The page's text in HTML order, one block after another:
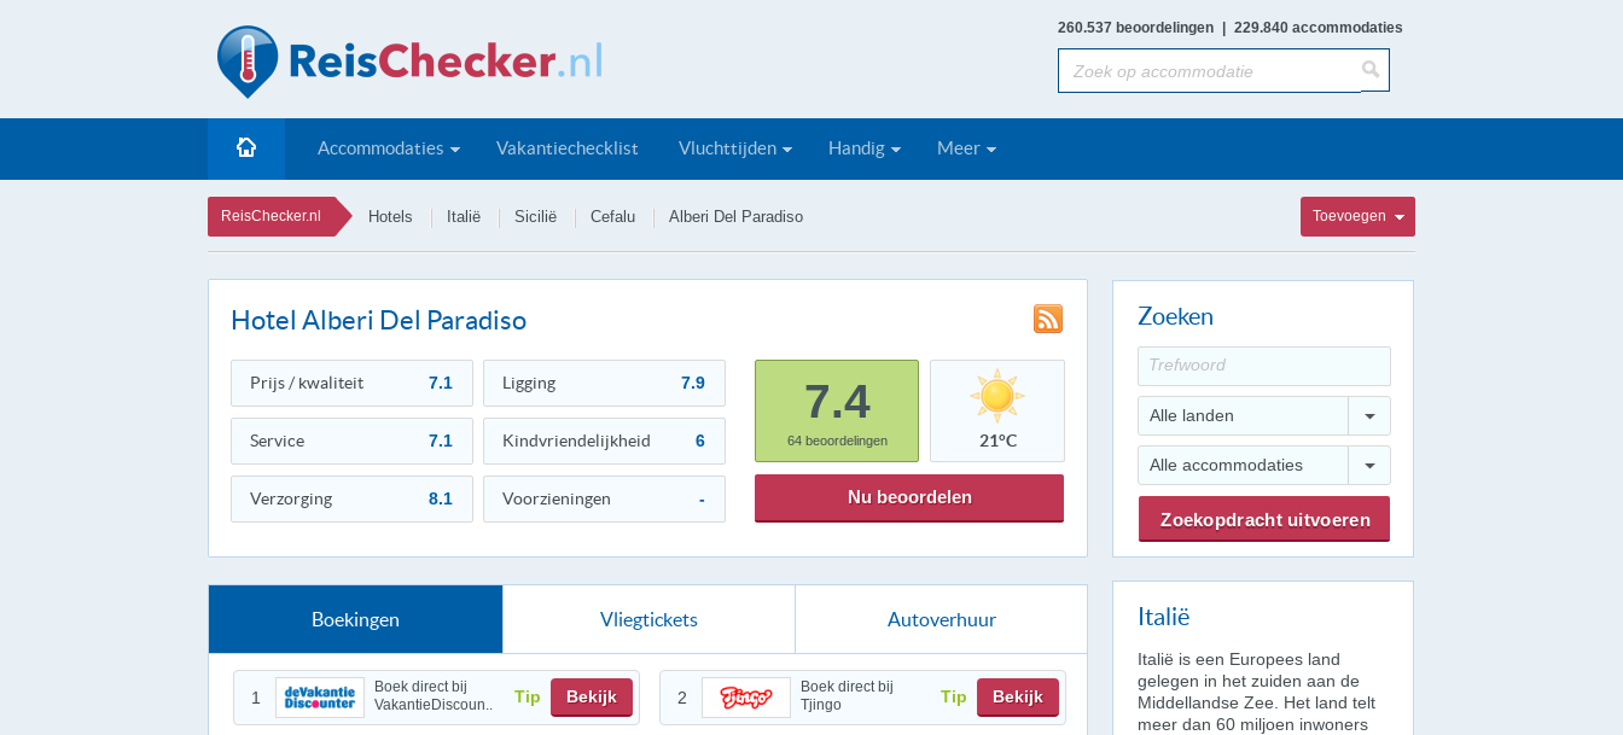
260.537 beoordelingen 229.840 accommodaties
Accommodaties Vakantiechecklist Vluchttijden Handig Meer
ReisChecker.nl Hotels Italië Sicilië Cefalu Alberi Del Paradiso Toevoegen
Hotel Alberi Del Paradiso
Prijs / kwaliteit 7.1 Ligging 7.9
Service 7.1 Kindvriendelijkheid 6
Verzorging 8.1 Voorzieningen -
7.4
64beoordelingen 21°C
Nu beoordelen
Boekingen Vliegtickets Autoverhuur
1
Boek direct bij
VakantieDiscoun..
Tip Bekijk 2
Boek direct bij
Tjingo
Tip Bekijk
Zoeken
Alle landen
Alle accommodaties
Italië
Italië is een Europees land
gelegen in het zuiden aan de
Middellandse Zee. Het land telt
meer dan 60 miljoen inwoners